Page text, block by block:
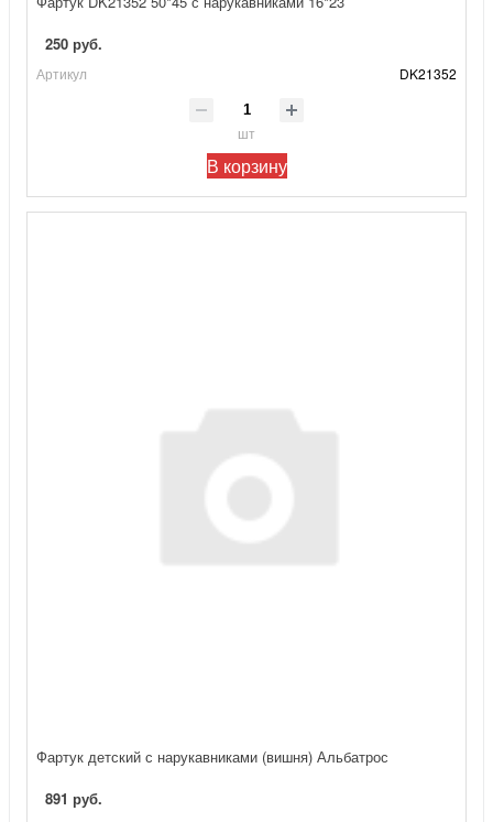
250 руб.
Артикул DK21352
шт
В корзину
Фартук детский с нарукавниками (вишня) Альбатрос
891 руб.